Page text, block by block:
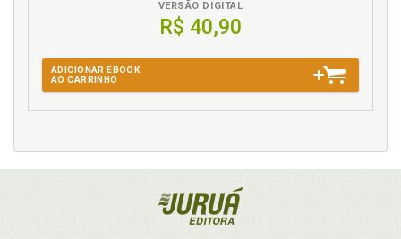
VERSÃO DIGITAL
R$ 40,90
ADICIONAR EBOOK
AO CARRINHO